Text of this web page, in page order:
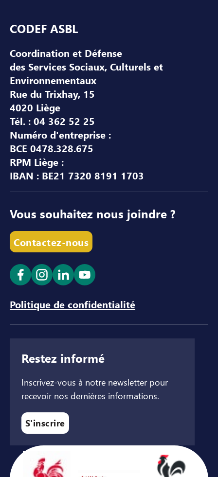
CODEF ASBL
Coordination et Défense
des Services Sociaux, Culturels et
Environnementaux
Rue du Trixhay, 15
4020 Liège
Tél. : 04 362 52 25
Numéro d'entreprise :
BCE 0478.328.675
RPM Liège :
IBAN : BE21 7320 8191 1703
Vous souhaitez nous joindre ?
Contactez-nous
Ouvrir le lien dans un nouvel onglet
Ouvrir le lien dans un nouvel onglet
Ouvrir le lien dans un nouvel
Ouvrir le lien dans un
Politique de confidentialité
Restez informé
Inscrivez-vous à notre newsletter pour
recevoir nos dernières informations.
S'inscrire
Avec le soutien de ...